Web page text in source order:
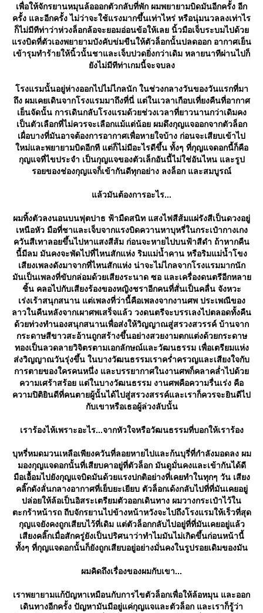
เพื่อให้จักรยานหมุนล้อออกตัวกลับที่พัก ผมพยายามบิดมันอีกครั้ง อีก
ครั้ง และอีกครั้ง ไม่ว่าจะใช้แรงมากขึ้นเท่าไหร่ หรือนุ่มนวลลงเท่าไร
ก็ไม่มีทีท่าว่าห่วงล็อกล้อจะยอมอ่อนข้อให้เลย นิ้วมือเจ็บระบมไปด้ว
รงบิดที่ตัวเองพยายามบังคับข่มขืนให้ตัวล็อกนั้นปลดออก อากาศเย็น
เข้ารุมทำร้ายให้นิ้วนั้นชาและเจ็บปวดยิ่งกว่าเดิม หลายนาทีผ่านไปก็
ังไม่มีทีท่าเกมนี้จะจบลง
รงแรมนั้นอยู่ห่างออกไปไม่ไกลนัก ในช่วงกลางวันของวันแรกที่มา
ถึง ผมเคยเดินจากโรงแรมมาถึงที่นี่ แต่ในเวลาเกือบเที่ยงคืนที่อากาศ
เย็นจัดนั้น การเดินกลับโรงแรมด้วยช่วงเวลาที่ยาวนานกว่าเดิมคง
เป็นตัวเลือกที่ไม่ควรจะเลือกแม้แต่น้อย ผมดึงกุญแจออกจากตัวล็อก
เผื่อบางที่มันอาจต้องการอากาศเพื่อหายใจบ้าง ก่อนจะเสียบเข้าไป
หม่และพยายามบิดอีกที แต่ก็ไม่มีอะไรดีขึ้น ทั้งๆ ที่กุญแจดอกนี้ก็คือ
กุญแจที่ไขประจำ เป็นกุญแจของตัวเล็กอันนี้ไม่ใช่อันไหน และรูป
รอยของช่องกุญแจก็เข้ากันดีทุกอย่าง ลงล็อก และสมบูรณ์
ล้วมันต้องการอะไร...
ผมทิ้งตัวลงนอนบนฟุตปาธ ฟ้ามืดสนิท แสงไฟสีส้มแผ่รังสีเป็นดวงอยู่
เหนือหัว มือที่ชาและเจ็บจากแรงบิดควานหาบุหรี่ในกระเป๋ากางเกง
ควันสีเทาลอยขึ้นไปหาแสงสีส้ม ก่อนจะหายไปบนฟ้าสีดำ ถ้าหากคืน
นี้มีลม มันคงจะพัดไปที่ไหนสักแห่ง ริมแม่น้ำคาน หรือริมแม่น้ำโขง
เสียงเพลงดังมาจากที่ไหนสักแห่ง น่าจะไม่ไกลจากโรงแรมมากนัก
มันเป็นเพลงที่ขับกล่อมด้วยเสียงระนาด ซอ และเครื่องดนตรีอีกหลา
ชิ้น คลอไปกับเสียงร้องของหญิงชราอีกคนที่สั่นเป็นคลื่น จังหวะ
เร่งเร้าสนุกสนาน แต่เพลงที่ว่านี้คือเพลงจากงานศพ ประเพณีของ
ลาวในคืนหลังจากเผาศพเสร็จแล้ว วงดนตรีจะบรรเลงไปตลอดทั้งคืน
ด้วยท่วงทำนองสนุกสนานเพื่อส่งให้วิญญาณสู่สรวงสวรรค์ บ้านจาก
กระดาษสีขาวสะอ้านถูกสร้างขึ้นอย่างสวยงามตกแต่งด้วยกระดาษ
ทองเป็นลวดลายวิจิตรตามเอกลักษณ์และวัฒนธรรม เพื่อเตรียมแห่ง
ส่งวิญญาณวันรุ่งขึ้น ในบางวัฒนธรรมเราคร่ำครวญและเสียงใจกับ
การตายของใครคนหนึ่ง และบรรยากาศในงานศพก็คลาคล่ำไปด้ว
ความเศร้าสร้อย แต่ในบางวัฒนธรรม งานศพคือความรื่นเร่ง คือ
ความปิติยินดีที่คนตายผู้นั้นได้ไปสู่สรวงสรรค์และเราก็ควรจะยินดีไป
กับเขาหรือเธอผู้ล่วงลับนั้น
เราร้องไห้เพราะอะไร...จากหัวใจหรือวัฒนธรรมที่บอกให้เราร้อง
บุหรี่หมดมวนเหลือเพียงควันที่ลอยหายไปและก้นบุรี่ที่กำลังมอดลง ผม
มองกุญแจดอกนั้นที่เสียบคาอยู่ที่ตัวล็อก มันดูมั่นคงและเข้ากันได้ดี
มือเอื้อมไปยังกุญแจบิดมันด้วยแรงปกติอย่างที่เคยทำในทุกๆ วัน เสียง
คลิ๊กดังลั่นกลางอากาศที่เย็บยะเยียบ ตัวล็อกเด้งกลับไปที่ที่มันเคยอยู่
ปล่อยให้ล้อเป็นอิสระเตรียมตัวออกเดินทาง ผมวางกระเป๋าไว้ใน
ตะกร้าหน้ารถ ถีบจักรยานไปข้างหน้าหวังจะไปถึงโรงแรมให้เร็วที่สุด
กุญแจยังคงถูกเสียบไว้ที่เดิม แต่ตัวล็อกกลับไปอยู่ที่ที่มันเคยอยู่แล้ว
เสียงคลิ๊กเมื่อสักครู่ยังเป็นปริศนาว่าทำไมมันไม่เกิดขึ้นก่อนหน้านี้
ทั้งๆ ที่กุญแจดอกนั้นก็ยังถูกเสียบอยู่อย่างมั่นคงในรูปรอยเดิมของมัน
ผมคิดถึงเรื่องของผมกับเขา...
เราพยายามแก้ปัญหาเหมือนกับการไขตัวล็อกเพื่อให้ล้อหมุน และออก
เดินทางอีกครั้ง ปัญหามันมีอยู่แค่กุญแจและตัวล็อก และเราก็รู้ว่า